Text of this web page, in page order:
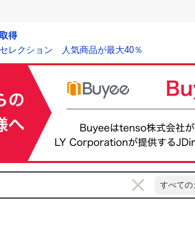
得
レクション 人気商品が最大40％
すべての